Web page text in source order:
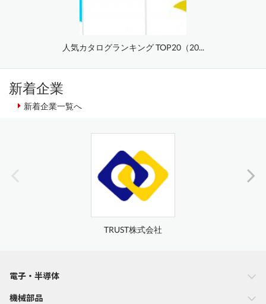
人気カタログランキング TOP20（20...
新着企業
新着企業一覧へ
TRUST株式会社
電子・半導体
機械部品